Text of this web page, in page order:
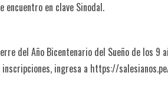
en clave Sinodal.
del Año Bicentenario del Sueño de los 9
ingresa a https://